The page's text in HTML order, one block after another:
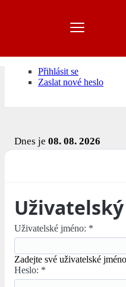
Přihlásit se
Zaslat nové heslo
Dnes je 08. 08. 2026
Uživatelské jméno: *
Zadejte své uživatelské
Heslo: *